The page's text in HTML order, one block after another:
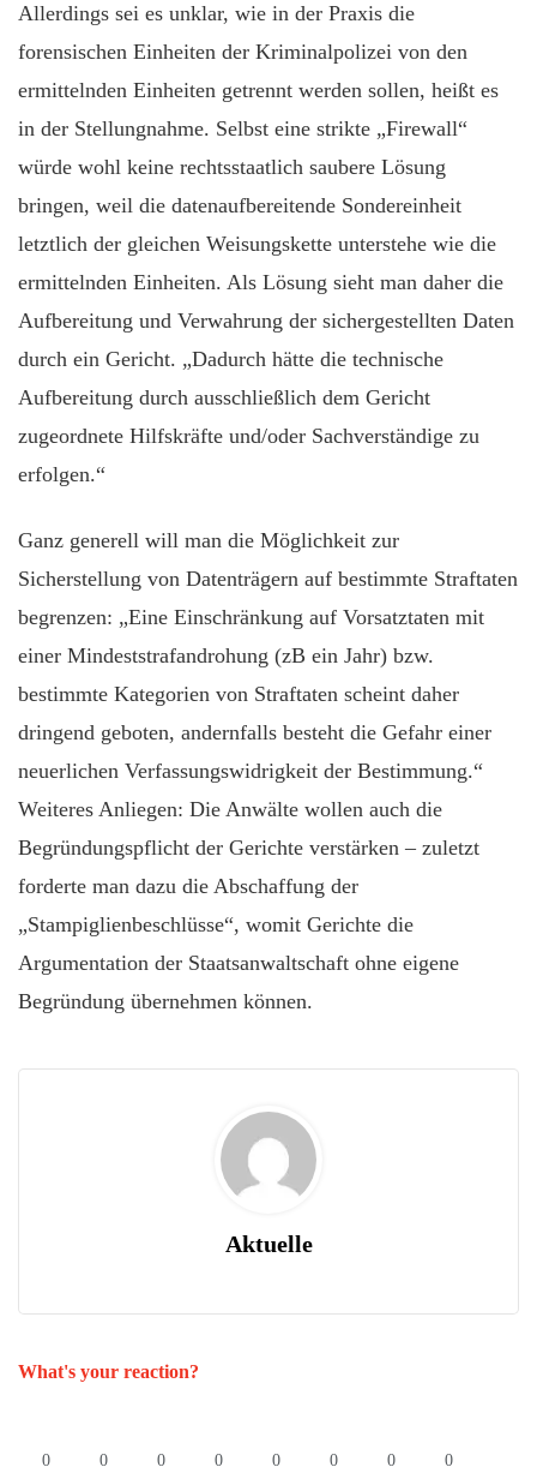
Allerdings sei es unklar, wie in der Praxis die
forensischen Einheiten der Kriminalpolizei von den
ermittelnden Einheiten getrennt werden sollen, heißt es
in der Stellungnahme. Selbst eine strikte „Firewall“
würde wohl keine rechtsstaatlich saubere Lösung
bringen, weil die datenaufbereitende Sondereinheit
letztlich der gleichen Weisungskette unterstehe wie die
ermittelnden Einheiten. Als Lösung sieht man daher die
Aufbereitung und Verwahrung der sichergestellten Daten
durch ein Gericht. „Dadurch hätte die technische
Aufbereitung durch ausschließlich dem Gericht
zugeordnete Hilfskräfte und/oder Sachverständige zu
erfolgen.“
Ganz generell will man die Möglichkeit zur
Sicherstellung von Datenträgern auf bestimmte Straftaten
begrenzen: „Eine Einschränkung auf Vorsatztaten mit
einer Mindeststrafandrohung (zB ein Jahr) bzw.
bestimmte Kategorien von Straftaten scheint daher
dringend geboten, andernfalls besteht die Gefahr einer
neuerlichen Verfassungswidrigkeit der Bestimmung.“
Weiteres Anliegen: Die Anwälte wollen auch die
Begründungspflicht der Gerichte verstärken – zuletzt
forderte man dazu die Abschaffung der
„Stampiglienbeschlüsse“, womit Gerichte die
Argumentation der Staatsanwaltschaft ohne eigene
Begründung übernehmen können.
Aktuelle
What's your reaction?
0 0 0 0 0 0 0 0